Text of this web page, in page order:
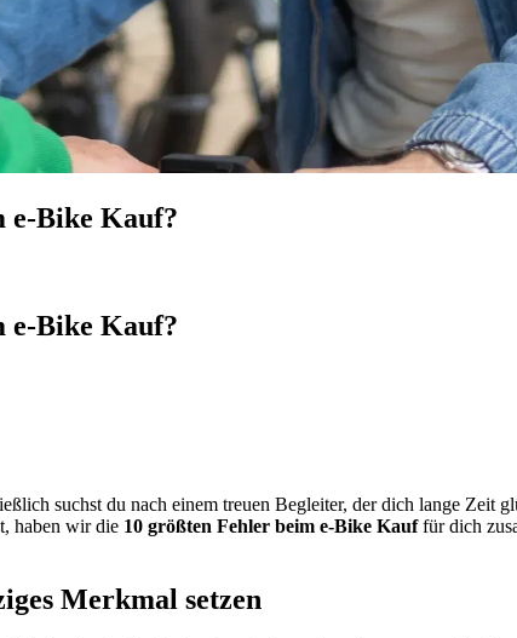
e-Bike Kauf?
e-Bike Kauf?
suchst du nach einem treuen Begleiter, der dich lange Zeit
haben wir die 10 größten Fehler beim e-Bike Kauffür dich
Merkmal setzen